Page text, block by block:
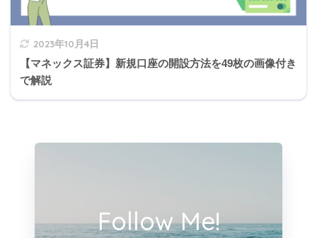
2023年10月4日
【マネックス証券】新規口座の開設方法を49枚の画像付き
で解説
Follow Me!